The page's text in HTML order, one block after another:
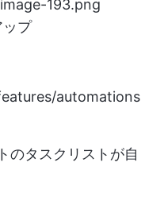
193.png
プ
automations
のタスクリストが自